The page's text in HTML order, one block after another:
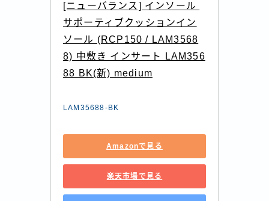
[ニューバランス] インソール
サポーティブクッションイン
ソール (RCP150 / LAM3568
8) 中敷き インサート LAM356
88 BK(新) medium
LAM35688-BK
Amazonで見る
楽天市場で見る